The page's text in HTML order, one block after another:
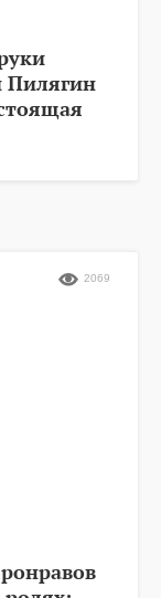
Пилягин
2069